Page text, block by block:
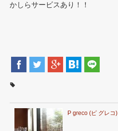
かしらサービスあり！！
P greco (ピ グレコ)